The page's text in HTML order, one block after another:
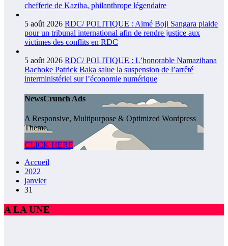
chefferie de Kaziba, philanthrope légendaire
5 août 2026 RDC/ POLITIQUE : Aimé Boji Sangara plaide
pour un tribunal international afin de rendre justice aux
victimes des conflits en RDC
5 août 2026 RDC/ POLITIQUE : L’honorable Namazihana
Bachoke Patrick Baka salue la suspension de l’arrêté
interministériel sur l’économie numérique
NewsCrunch Ads
A Responsive, Multipurpose & Optimized Wordpress
Theme.
CLICK HERE
Accueil
2022
janvier
31
A LA UNE